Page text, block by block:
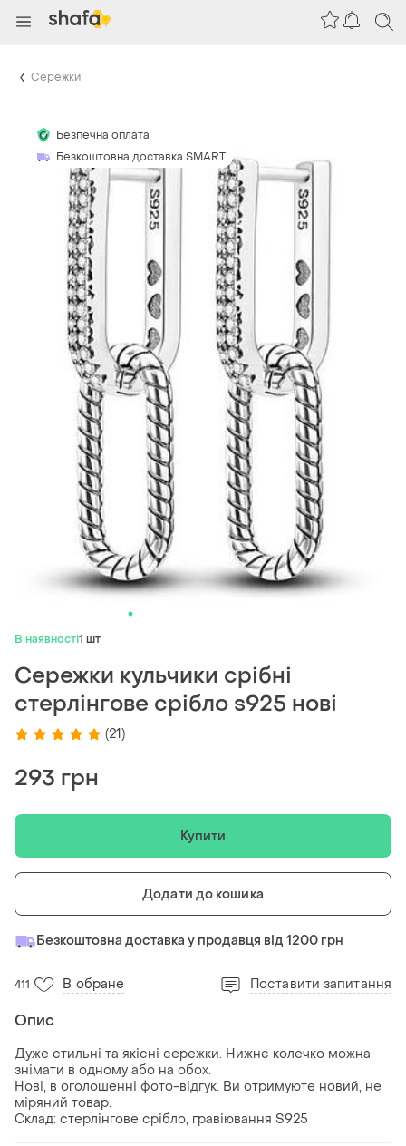
Сережки
Безпечна оплата
Безкоштовна доставка SMART
В наявності1 шт
Сережки кульчики срібні
стерлінгове срібло s925 нові
(21)
293 грн
Купити
Додати до кошика
Безкоштовна доставка у продавця від 1200 грн
411 В обране Поставити запитання
Опис
Дуже стильні та якісні сережки. Нижнє колечко можна
знімати в одному або на обох.
Нові, в оголошенні фото-відгук. Ви отримуюте новий, не
міряний товар.
Склад: стерлінгове срібло, гравіювання S925